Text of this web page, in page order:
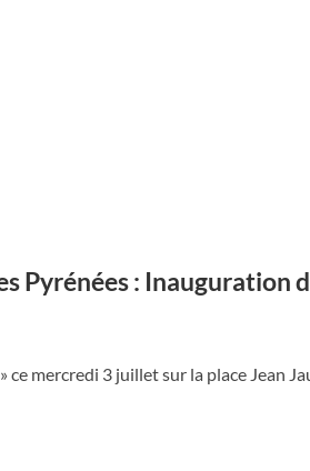
Pyrénées : Inauguration
ce mercredi 3 juillet sur la place Jean